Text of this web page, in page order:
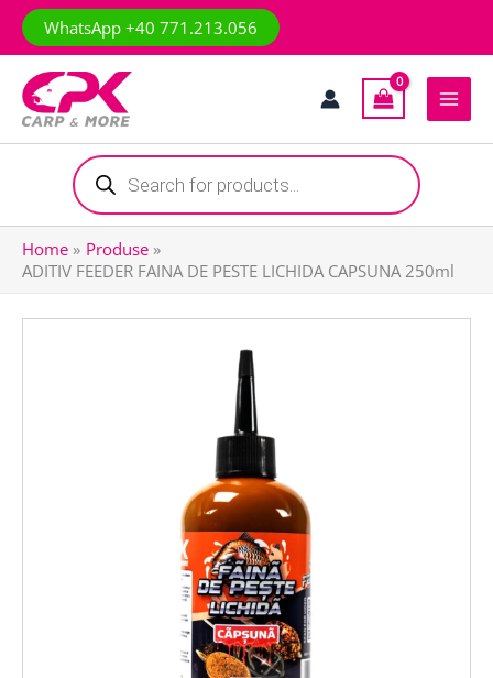
Skip
WhatsApp +40 771.213.056
Products
search
Home
Produse
ADITIV FEEDER FAINA DE PESTE LICHIDA CAPSUNA 250ml